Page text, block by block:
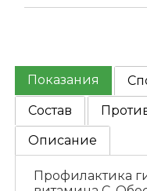
Показания
Состав
Описание
Профилактика